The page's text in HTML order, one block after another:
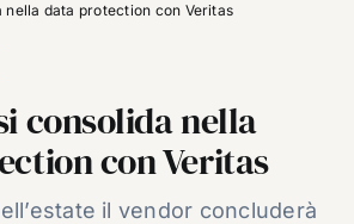
REDAZIONE
nella data protection con Veritas
consolida nella
con Veritas
il vendor concluderà